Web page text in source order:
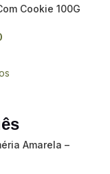
Cookie 100G
Amarela –